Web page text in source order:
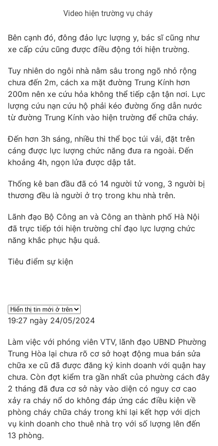
Hitech Công nghệ tương lai
Sản phẩm
Thị trường
Tư vấn
Lịch phát sóng
Chuyên mục khác
Emagazine Podcast
Video Shorts video
VTV Money VTV Thể thao
VTV Sức khoẻ Bất động sản
Thị trường 24h
Liên hệ tòa soạn
THỜI BÁO VTV
Theo dõi báo trên
Cơ quan chủ quản:
Video hiện trường vụ cháy
Bên cạnh đó, đông đảo lực lượng y, bác sĩ cũng như
xe cấp cứu cũng được điều động tới hiện trường.
Tuy nhiên do ngôi nhà nằm sâu trong ngõ nhỏ rộng
chưa đến 2m, cách xa mặt đường Trung Kính hơn
200m nên xe cứu hỏa không thể tiếp cận tận nơi. Lực
lượng cứu nạn cứu hộ phải kéo đường ống dẫn nước
từ đường Trung Kính vào hiện trường để chữa cháy.
Đến hơn 3h sáng, nhiều thi thể bọc túi vải, đặt trên
cáng được lực lượng chức năng đưa ra ngoài. Đến
khoảng 4h, ngọn lửa được dập tắt.
Thống kê ban đầu đã có 14 người tử vong, 3 người bị
thương đều là người ở trọ trong khu nhà trên.
Lãnh đạo Bộ Công an và Công an thành phố Hà Nội
đã trực tiếp tới hiện trường chỉ đạo lực lượng chức
năng khắc phục hậu quả.
Tiêu điểm sự kiện
19:27 ngày 24/05/2024
Làm việc với phóng viên VTV, lãnh đạo UBND Phường
Trung Hòa lại chưa rõ cơ sở hoạt động mua bán sửa
chữa xe cũ đã được đăng ký kinh doanh với quận hay
chưa. Còn đợt kiểm tra gần nhất của phường cách đây
2 tháng đã đưa cơ sở này vào diện có nguy cơ cao
xảy ra cháy nổ do không đáp ứng các điều kiện về
phòng cháy chữa cháy trong khi lại kết hợp với dịch
vụ kinh doanh cho thuê nhà trọ với số lượng lên đến
13 phòng.